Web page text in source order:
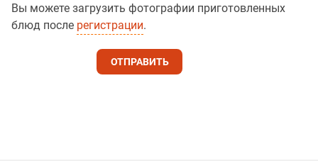
Вы можете загрузить фотографии приготовленных
блюд после регистрации.
ОТПРАВИТЬ